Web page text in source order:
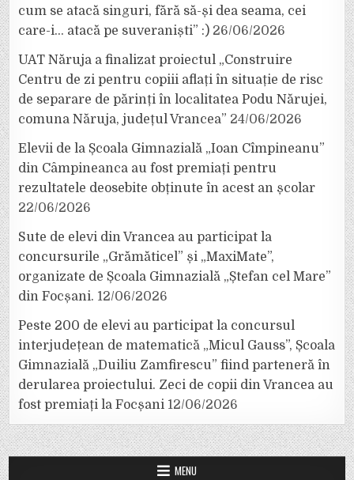
cum se atacă singuri, fără să-și dea seama, cei
care-i… atacă pe suveraniști” :) 26/06/2026
UAT Năruja a finalizat proiectul „Construire
Centru de zi pentru copiii aflați în situație de risc
de separare de părinți în localitatea Podu Nărujei,
comuna Năruja, județul Vrancea” 24/06/2026
Elevii de la Școala Gimnazială „Ioan Cîmpineanu”
din Câmpineanca au fost premiați pentru
rezultatele deosebite obținute în acest an școlar
22/06/2026
Sute de elevi din Vrancea au participat la
concursurile „Grămăticel” și „MaxiMate”,
organizate de Școala Gimnazială „Ștefan cel Mare”
din Focșani. 12/06/2026
Peste 200 de elevi au participat la concursul
interjudețean de matematică „Micul Gauss”, Școala
Gimnazială „Duiliu Zamfirescu” fiind parteneră în
derularea proiectului. Zeci de copii din Vrancea au
fost premiați la Focșani 12/06/2026
MENU